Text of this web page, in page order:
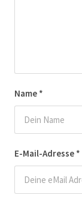
Name *
E-Mail-Adresse *